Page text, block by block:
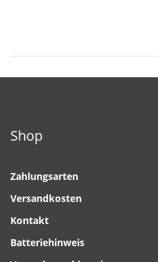
Shop
Zahlungsarten
Versandkosten
Kontakt
Batteriehinweis